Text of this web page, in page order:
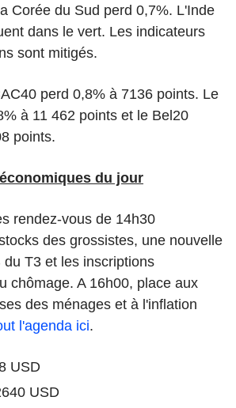
Corée du Sud perd 0,7%. L'Inde
dans le vert. Les indicateurs
sont mitigés.
perd 0,8% à 7136 points. Le
à 11 462 points et le Bel20
points.
du jour
rendez-vous de 14h30
des grossistes, une nouvelle
T3 et les inscriptions
chômage. A 16h00, place aux
des ménages et à l'inflation
l'agenda ici.
USD
USD